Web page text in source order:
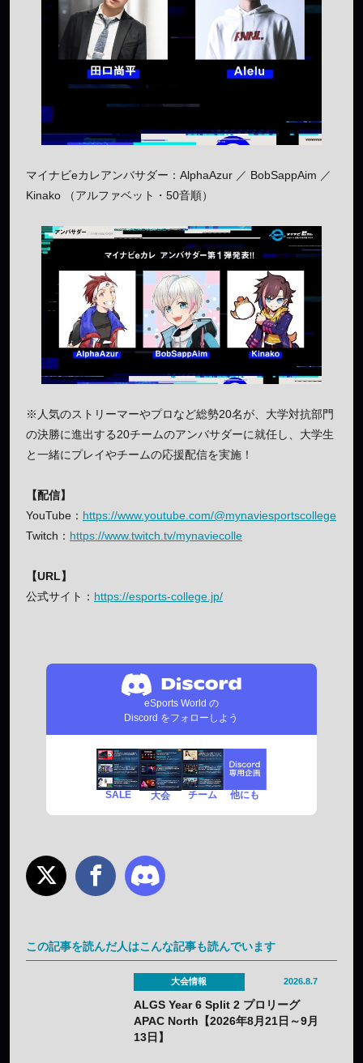
マイナビeカレアンバサダー：AlphaAzur ／ BobSappAim ／
Kinako （アルファベット・50音順）
※人気のストリーマーやプロなど総勢20名が、大学対抗部門
の決勝に進出する20チームのアンバサダーに就任し、大学生
と一緒にプレイやチームの応援配信を実施！
【配信】
YouTube： https://www.youtube.com/@mynaviesportscollege
Twitch： https://www.twitch.tv/mynaviecolle
【URL】
公式サイト： https://esports-college.jp/
eSports World の
Discord をフォローしよう
SALE 大会 チーム 他にも
この記事を読んだ人はこんな記事も読んでいます
大会情報 2026.8.7
ALGS Year 6 Split 2 プロリーグ
APAC North【2026年8月21日～9月
13日】